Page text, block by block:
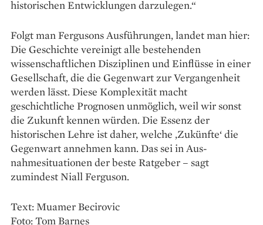
historischen Entwicklungen darzulegen.“
Folgt man Fergusons Aus­führungen, landet man hier:
Die Geschichte vereinigt alle bestehenden
wissenschaftlichen Disziplinen und Einflüsse in einer
Gesellschaft, die die Gegenwart zur Vergangenheit
werden lässt. Diese Komplexität macht
geschichtliche Prognosen unmöglich, weil wir sonst
die Zukunft kennen würden. Die Essenz der
historischen Lehre ist daher, ­welche ‚Zukünfte‘ die
Gegenwart annehmen kann. Das sei in Aus­
nahmesituationen der beste Ratgeber – sagt
zumindest Niall Ferguson.
Text: Muamer Becirovic
Foto: Tom Barnes